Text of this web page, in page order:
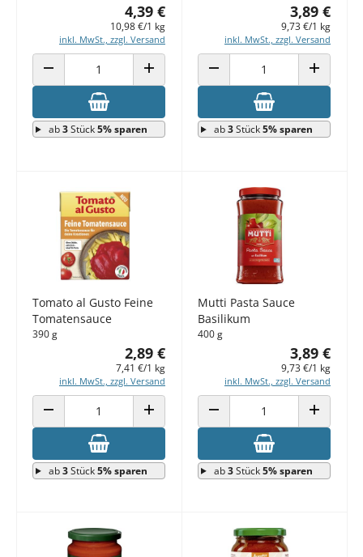
4,39 €
10,98 €/1 kg
inkl. MwSt., zzgl. Versand
ANZAHL VERRINGERN ANZAHL ERHÖHEN
ab3Stück5% sparen
3,89 €
9,73 €/1 kg
inkl. MwSt., zzgl. Versand
ANZAHL VERRINGERN ANZAHL
ab3Stück5% sparen
Tomato al Gusto Feine
Tomatensauce
390 g
2,89 €
7,41 €/1 kg
inkl. MwSt., zzgl. Versand
ANZAHL VERRINGERN ANZAHL ERHÖHEN
ab3Stück5% sparen
Mutti Pasta Sauce
Basilikum
400 g
3,89 €
9,73 €/1 kg
inkl. MwSt., zzgl. Versand
ANZAHL VERRINGERN ANZAHL
ab3Stück5% sparen